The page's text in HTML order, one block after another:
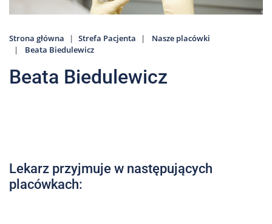
Pacjenta
O
nas
Marki
AHP
Galeria
Strona główna Strefa Pacjenta
Nasze placówki
Beata Biedulewicz
Beata Biedulewicz
Lekarz przyjmuje w następujących
placówkach: